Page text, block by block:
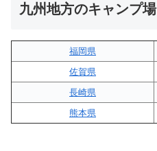
九州地方のキャンプ場
福岡県
佐賀県
長崎県
熊本県